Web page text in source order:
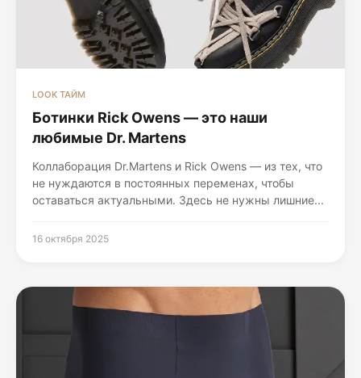
LOOK ТАЙМ
Ботинки Rick Owens — это наши
любимые Dr. Martens
Коллаборация Dr.Martens и Rick Owens — из тех, что
не нуждаются в постоянных переменах, чтобы
оставаться актуальными. Здесь не нужны лишние...
16 октября 2025